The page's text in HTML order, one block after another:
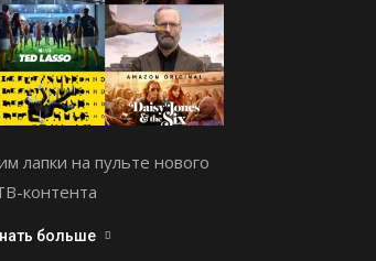
лапки на пульте нового
контента
больше